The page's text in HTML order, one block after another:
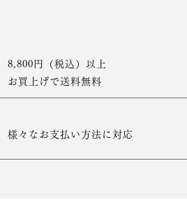
8,800円（税込）以上
お買上げで送料無料
様々なお支払い方法に対応